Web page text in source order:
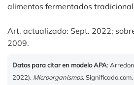
alimentos fermentados
Art. actualizado: Sept. 2022;
2009.
Datos para citar en modelo APA:
2022). Microorganismos.